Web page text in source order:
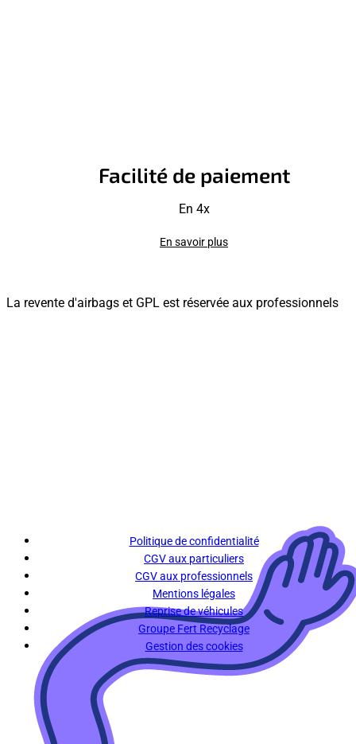
Facilité de paiement
En 4x
En savoir plus
La revente d'airbags et GPL est réservée aux professionnels
Politique de confidentialité
CGV aux particuliers
CGV aux professionnels
Mentions légales
Reprise de véhicules
Groupe Fert Recyclage
Gestion des cookies